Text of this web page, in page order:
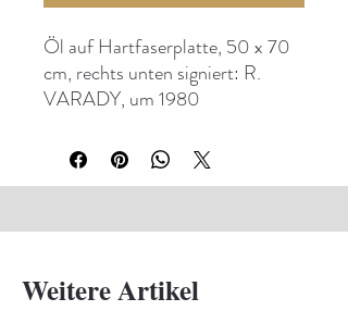
Öl auf Hartfaserplatte, 50 x 70
cm, rechts unten signiert: R.
VARADY, um 1980
Weitere Artikel